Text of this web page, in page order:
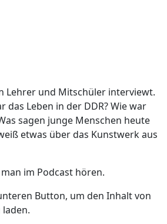
Lehrer und Mitschüler interviewt.
das Leben in der DDR? Wie war
sagen junge Menschen heute
etwas über das Kunstwerk aus
im Podcast hören.
Button, um den Inhalt von